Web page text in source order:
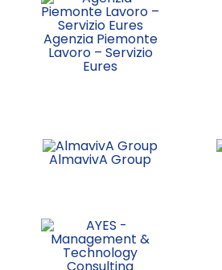
Agenzia Piemonte
Lavoro – Servizio
Eures
AlmavivA Group